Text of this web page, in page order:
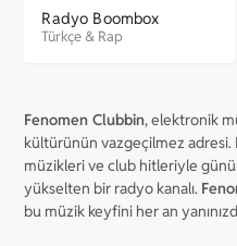
Radyo Boombox
Türkçe& Rap
Fenomen Clubbin, elektronik
kültürünün vazgeçilmez
müzikleri ve club hitleriyle
yükselten bir radyo kanalı.
bu müzik keyfini her an